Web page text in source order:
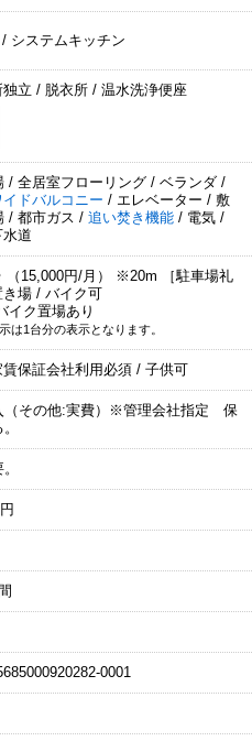
システムキッチン
立 / 脱衣所 / 温水洗浄便座
/ 全居室フローリング / ベランダ /
イドバルコニー / エレベーター / 敷
/ 都市ガス / 追い焚き機能 / 電気 /
道
（15,000円/月） ※20m ［駐車場礼
場 / バイク可
イク置場あり
は1台分の表示となります。
保証会社利用必須 / 子供可
（その他:実費）※管理会社指定 保
0001